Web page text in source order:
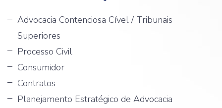
Advocacia Contenciosa Cível / Tribunais
Superiores
Processo Civil
Consumidor
Contratos
Planejamento Estratégico de Advocacia